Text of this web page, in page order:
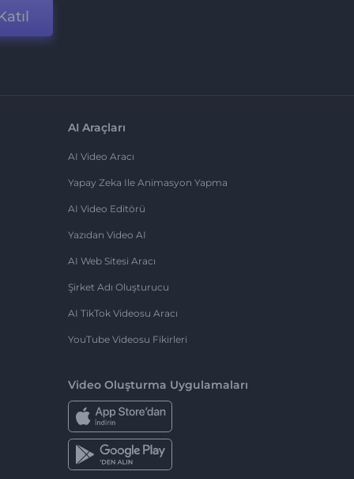
AI Araçları
AI Video Aracı
Yapay Zeka Ile Animasyon Yapma
AI Video Editörü
Yazıdan Video AI
AI Web Sitesi Aracı
Şirket Adı Oluşturucu
AI TikTok Videosu Aracı
YouTube Videosu Fikirleri
Video Oluşturma Uygulamaları